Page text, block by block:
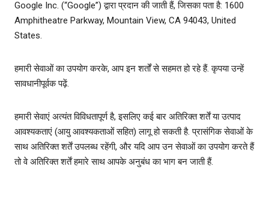
Google Inc. (“Google”) द्वारा प्रदान की जाती हैं, जिसका पता है: 1600
Amphitheatre Parkway, Mountain View, CA 94043, United
States.
हमारी सेवाओं का उपयोग करके, आप इन शर्तों से सहमत हो रहे हैं. कृपया उन्‍हें
सावधानीपूर्वक पढ़ें.
हमारी सेवाएं अत्‍यंत विविधतापूर्ण है, इसलिए कई बार अतिरिक्त शर्तें या उत्‍पाद
आवश्‍यकताएं (आयु आवश्‍यकताओं सहित) लागू हो सकती है. प्रासंगिक सेवाओं के
साथ अतिरिक्‍त शर्तें उपलब्‍ध रहेंगी, और यदि आप उन सेवाओं का उपयोग करते हैं
तो वे अतिरिक्‍त शर्तें हमारे साथ आपके अनुबंध का भाग बन जाती हैं.